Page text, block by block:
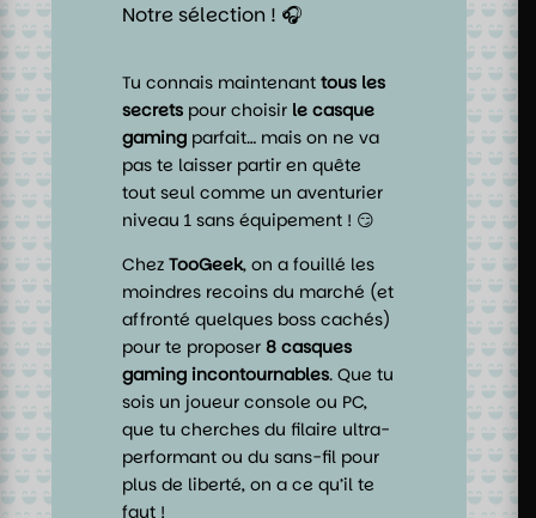
Notre sélection ! 🎧
Tu connais maintenant tous les
secretspour choisir le casque
gamingparfait… mais on ne va
pas te laisser partir en quête
tout seul comme un aventurier
niveau 1 sans équipement ! 😏
Chez TooGeek, on a fouillé les
moindres recoins du marché (et
affronté quelques boss cachés)
pour te proposer 8 casques
gaming incontournables. Que tu
sois un joueur console ou PC,
que tu cherches du filaire ultra-
performant ou du sans-fil pour
plus de liberté, on a ce qu’il te
faut !